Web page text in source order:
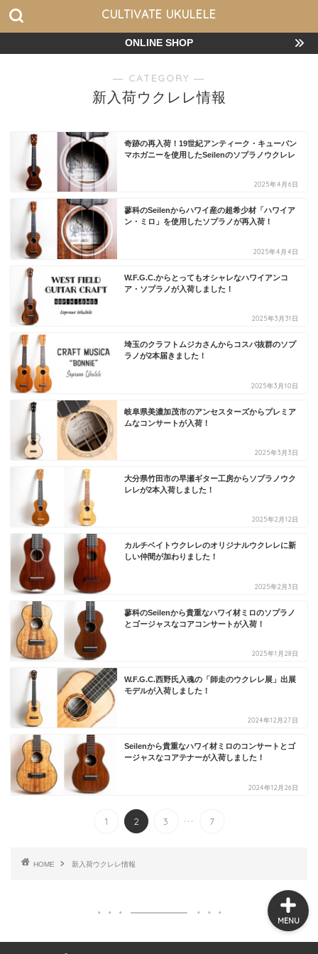
CULTIVATE UKULELE
ONLINE SHOP
― CATEGORY ―
新入荷ウクレレ情報
奇跡の再入荷！19世紀アンティーク・キューバン
マホガニーを使用したSeilenのソプラノウクレレ
2025年4月6日
蓼科のSeilenからハワイ産の超希少材「ハワイア
ン・ミロ」を使用したソプラノが再入荷！
2025年4月4日
W.F.G.C.からとってもオシャレなハワイアンコ
ア・ソプラノが入荷しました！
2025年3月31日
埼玉のクラフトムジカさんからコスパ抜群のソプ
ラノが2本届きました！
2025年3月10日
岐阜県美濃加茂市のアンセスターズからプレミア
ムなコンサートが入荷！
2025年3月3日
大分県竹田市の早瀬ギター工房からソプラノウク
レレが2本入荷しました！
2025年2月12日
カルチベイトウクレレのオリジナルウクレレに新
しい仲間が加わりました！
2025年2月3日
蓼科のSeilenから貴重なハワイ材ミロのソプラノ
とゴージャスなコアコンサートが入荷！
2025年1月28日
W.F.G.C.西野氏入魂の「師走のウクレレ展」出展
モデルが入荷しました！
2024年12月27日
Seilenから貴重なハワイ材ミロのコンサートとゴ
ージャスなコアテナーが入荷しました！
2024年12月26日
1 2 3 ... 7
HOME 新入荷ウクレレ情報
MENU
ウクレレの選び方
豆知識・お役立ち情報
新入荷ウクレレ情報